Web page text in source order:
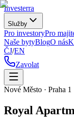
Investerra
Služby
Pro investoryPro
Naše bytyBlogO nás
ČJ/EN
Zavolat
Nové Město · Praha 1
Royal